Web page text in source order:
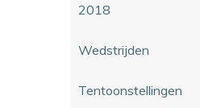
2018
Wedstrijden
Tentoonstellingen